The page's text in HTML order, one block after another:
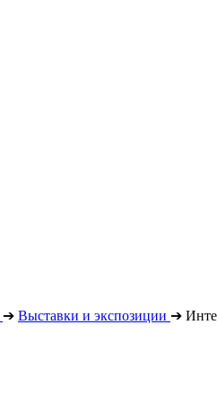
➔ Выставки и экспозиции ➔